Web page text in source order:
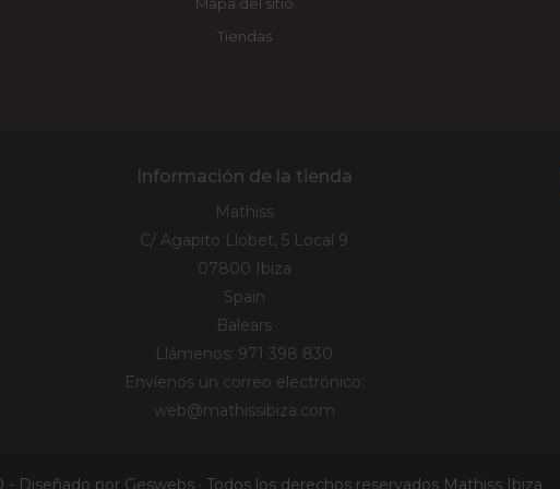
Tiendas
Información de la tienda
Mathiss
C/ Agapito Llobet, 5 Local 9
07800 Ibiza
Spain
Balears
Llámenos: 971 398 830
Envíenos un correo electrónico:
web@mathissibiza.com
- Diseñado por Geswebs · Todos los derechos reservados Mathiss Ibiza